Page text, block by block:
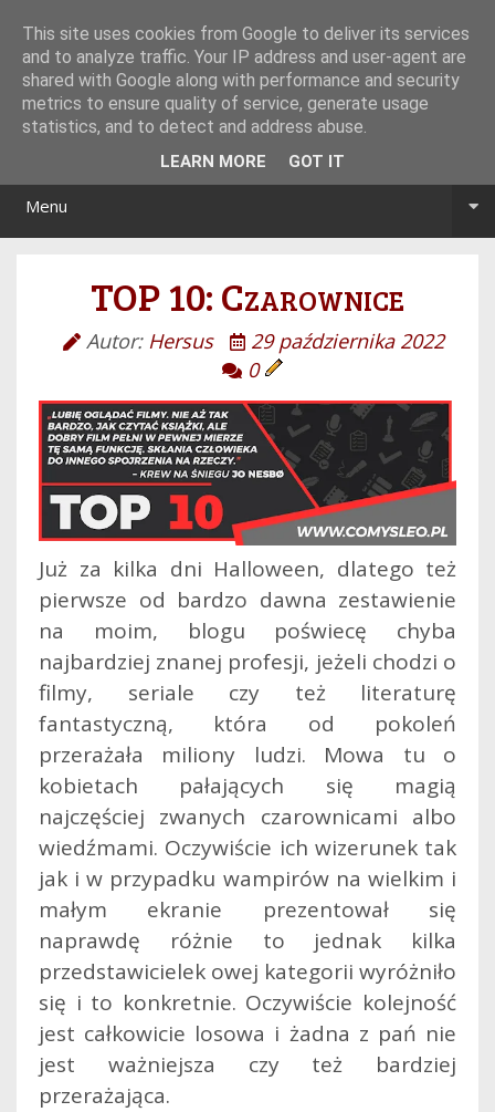
Menu
TOP 10: Czarownice
Autor: Hersus
29 października 2022
0
Już za kilka dni Halloween, dlatego też
pierwsze od bardzo dawna zestawienie
na moim, blogu poświecę chyba
najbardziej znanej profesji, jeżeli chodzi o
filmy, seriale czy też literaturę
fantastyczną, która od pokoleń
przerażała miliony ludzi. Mowa tu o
kobietach pałających się magią
najczęściej zwanych czarownicami albo
wiedźmami. Oczywiście ich wizerunek tak
jak i w przypadku wampirów na wielkim i
małym ekranie prezentował się
naprawdę różnie to jednak kilka
przedstawicielek owej kategorii wyróżniło
się i to konkretnie. Oczywiście kolejność
jest całkowicie losowa i żadna z pań nie
jest ważniejsza czy też bardziej
przerażająca.
This site uses cookies from Google to deliver its services
and to analyze traffic. Your IP address and user-agent are
shared with Google along with performance and security
metrics to ensure quality of service, generate usage
statistics, and to detect and address abuse.
LEARN MORE GOT IT